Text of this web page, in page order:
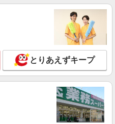
くなれる携帯販売【au】
〜300000円（経験・能力によ
途支給 ※研修期間6か月・時給
別途支給（規定あり） ゜
+゜・。○。・゜+゜ 入社祝い金10
テ
) ゜・。○。・゜+゜・。○。・゜
中央区の家電量販店
詳細を見る
とりあえずキープ